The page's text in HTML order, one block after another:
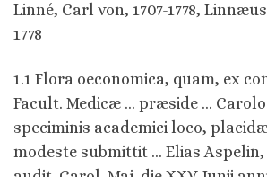
Linné, Carl von, 1707-1778,
1778
1.1 Flora oeconomica, quam, ex
Facult. Medicæ … præside …
speciminis academici loco,
modeste submittit … Elias